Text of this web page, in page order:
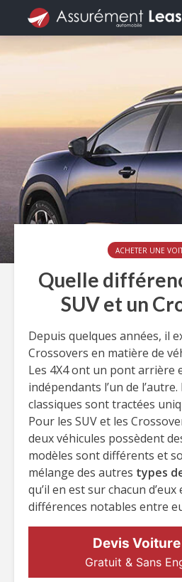
ACHETER UNE
Quelle
SUV et un
Depuis quelques années, il
Crossovers en matière de
Les 4X4 ont un pont arrière
indépendants l’un de
classiques sont tractées
Pour les SUV et les
deux véhicules possèdent
modèles sont différents et
mélange des autres types
qu’il en est sur chacun
différences notables entre